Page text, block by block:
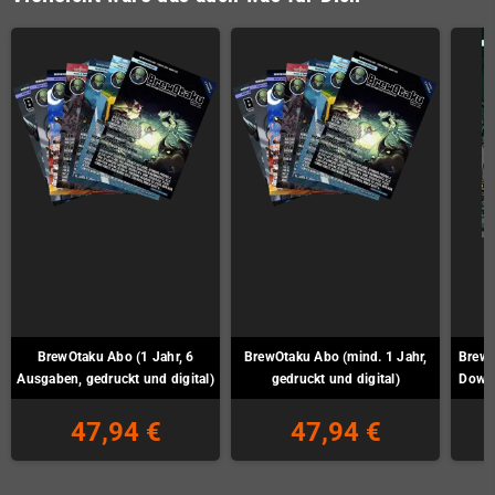
BrewOtaku Abo (1 Jahr, 6
Ausgaben, gedruckt und digital)
47,94 €
BrewOtaku Abo (mind. 1 Jahr,
gedruckt und digital)
47,94 €